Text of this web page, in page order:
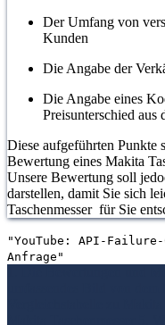
Der Umfang von
Kunden
Die Angabe der
Die Angabe eines
Preisunterschied
Diese aufgeführten Punkte
Bewertung eines Makita
Unsere Bewertung soll
darstellen, damit Sie sich
Taschenmesser für Sie
"YouTube: API-
Anfrage"